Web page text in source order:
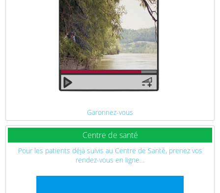
Garonnez-vous
Centre de santé
Pour les patients déjà suivis au Centre de Santé, prenez vos
rendez-vous en ligne…